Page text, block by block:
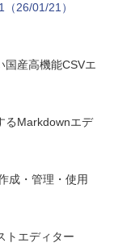
26/01/21）
国産高機能CSVエ
るMarkdownエデ
成・管理・使用
トエディター